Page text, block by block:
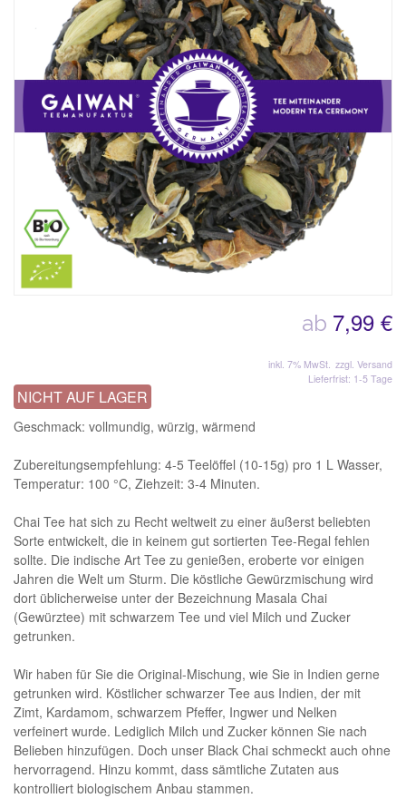
ab 7,99 €
inkl. 7% MwSt. zzgl. Versand
Lieferfrist: 1-5 Tage
NICHT AUF LAGER
Geschmack: vollmundig, würzig, wärmend
Zubereitungsempfehlung: 4-5 Teelöffel (10-15g) pro 1 L Wasser,
Temperatur: 100 °C, Ziehzeit: 3-4 Minuten.
Chai Tee hat sich zu Recht weltweit zu einer äußerst beliebten
Sorte entwickelt, die in keinem gut sortierten Tee-Regal fehlen
sollte. Die indische Art Tee zu genießen, eroberte vor einigen
Jahren die Welt um Sturm. Die köstliche Gewürzmischung wird
dort üblicherweise unter der Bezeichnung Masala Chai
(Gewürztee) mit schwarzem Tee und viel Milch und Zucker
getrunken.
Wir haben für Sie die Original-Mischung, wie Sie in Indien gerne
getrunken wird. Köstlicher schwarzer Tee aus Indien, der mit
Zimt, Kardamom, schwarzem Pfeffer, Ingwer und Nelken
verfeinert wurde. Lediglich Milch und Zucker können Sie nach
Belieben hinzufügen. Doch unser Black Chai schmeckt auch ohne
hervorragend. Hinzu kommt, dass sämtliche Zutaten aus
kontrolliert biologischem Anbau stammen.